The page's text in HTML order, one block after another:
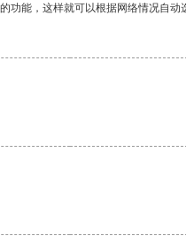
能，这样就可以根据网络情况自动